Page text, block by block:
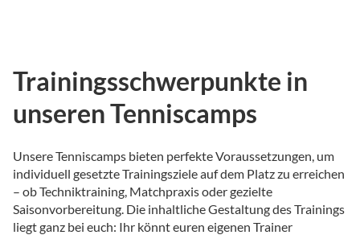
Trainingsschwerpunkte in
unseren Tenniscamps
Unsere Tenniscamps bieten perfekte Voraussetzungen, um
individuell gesetzte Trainingsziele auf dem Platz zu erreichen
– ob Techniktraining, Matchpraxis oder gezielte
Saisonvorbereitung. Die inhaltliche Gestaltung des Trainings
liegt ganz bei euch: Ihr könnt euren eigenen Trainer